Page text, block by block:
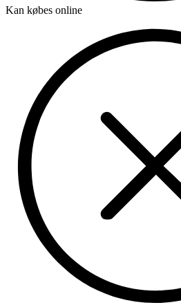
Kan købes online